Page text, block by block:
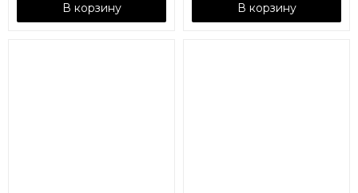
В корзину В корзину